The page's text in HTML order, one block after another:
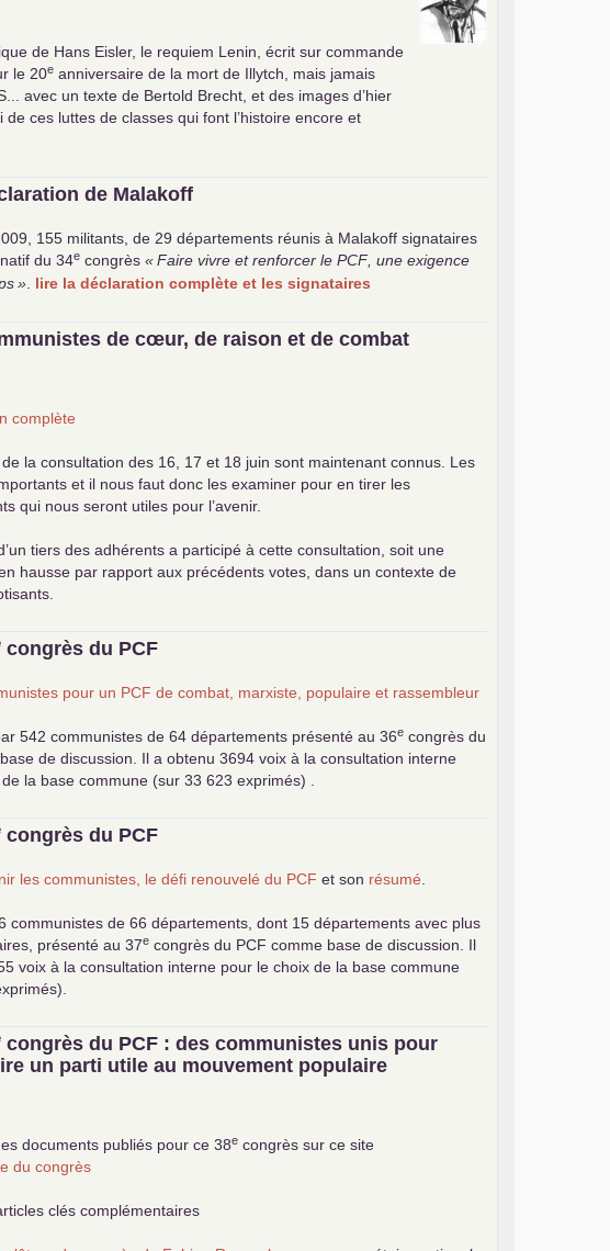
de Hans Eisler, le requiem Lenin, écrit sur commande
le 20e anniversaire de la mort de Illytch, mais jamais
... avec un texte de Bertold Brecht, et des images d’hier
de ces luttes de classes qui font l’histoire encore et
de Malakoff
155 militants, de 29 départements réunis à Malakoff signataires
du 34e congrès « Faire vivre et renforcer lePCF , une exigence
» lire la déclaration complète et les signataires
de cœur, de raison et de combat
complète
la consultation des 16, 17 et 18 juin sont maintenant connus. Les
et il nous faut donc les examiner pour en tirer les
qui nous seront utiles pour l’avenir.
tiers des adhérents a participé à cette consultation, soit une
hausse par rapport aux précédents votes, dans un contexte de
congrès du PCF
pour un PCF de combat, marxiste, populaire et rassembleur
542 communistes de 64 départements présenté au 36e congrès du
de discussion. Il a obtenu 3694 voix à la consultation interne
la base commune (sur 33 623 exprimés) .
congrès du PCF
les communistes, le défi renouvelé du PCF et son résumé
communistes de 66 départements, dont 15 départements avec plus
présenté au 37e congrès du PCF comme base de discussion. Il
voix à la consultation interne pour le choix de la base commune
congrès du PCF : des communistes unis pour
un parti utile au mouvement populaire
documents publiés pour ce 38e congrès sur ce site
du congrès
clés complémentaires